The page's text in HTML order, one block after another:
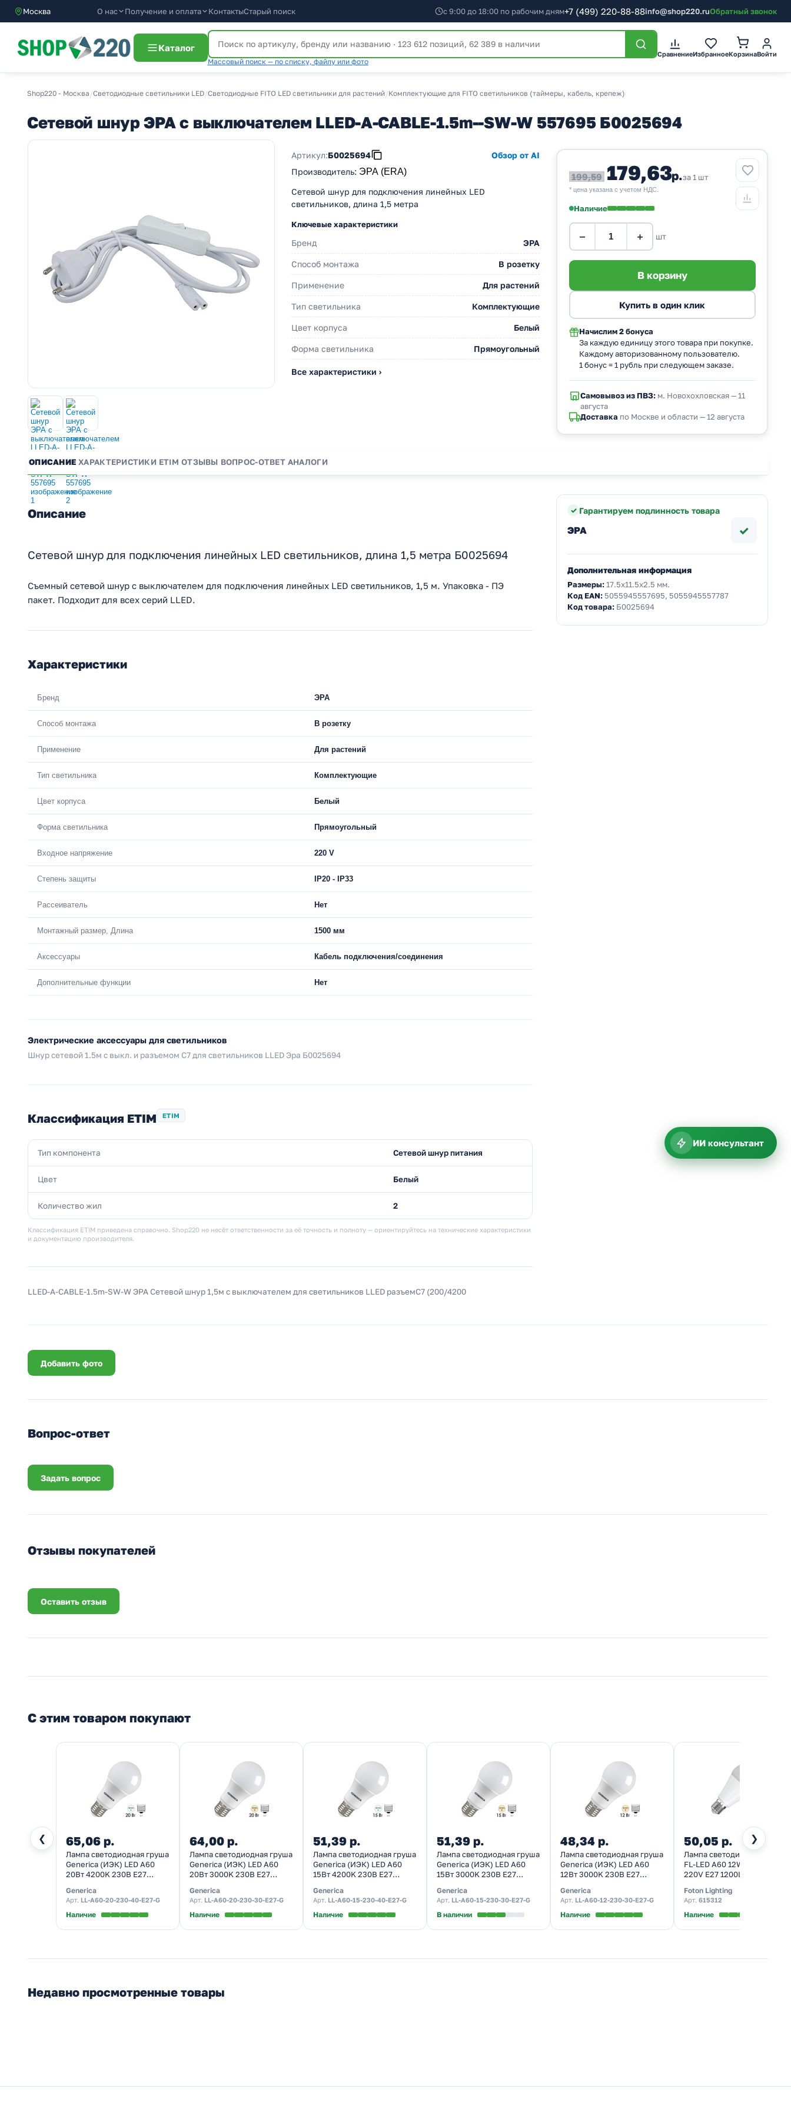
Москва О нас Получение и оплата КонтактыСтарый поиск с 9:00 до 18:00 по рабочим дням+7 (499) 220-88-88info@shop220.ruОбратный звонок
Каталог
Массовый поиск — по списку, файлу или фото
СравнениеИзбранноеКорзинаВойти
Shop220 - Москва /Светодиодные светильники LED/Светодиодные FITO LED светильники для растений/Комплектующие для FITO светильников (таймеры, кабель, крепеж)
Сетевой шнур ЭРА с выключателем LLED-A-CABLE-1.5m--SW-W 557695 Б0025694
Артикул:Б0025694
Обзор от AI
Производитель: ЭРА (ERA)
Сетевой шнур для подключения линейных LED
светильников, длина 1,5 метра
Ключевые характеристики
Бренд ЭРА
Способ монтажа В розетку
Применение Для растений
Тип светильника Комплектующие
Цвет корпуса Белый
Форма светильника Прямоугольный
Все характеристики ›
199,59 179,63р.за 1 шт
* цена указана с учетом НДС.
Наличие
− + шт
Начислим 2 бонуса
За каждую единицу этого товара при покупке.
Каждому авторизованному пользователю.
1 бонус = 1 рубль при следующем заказе.
Самовывоз из ПВЗ:м. Новохохловская — 11
августа
Доставка по Москве и области — 12 августа
ОПИСАНИЕ ХАРАКТЕРИСТИКИ ETIM ОТЗЫВЫ ВОПРОС-ОТВЕТ АНАЛОГИ
Описание
Сетевой шнур для подключения линейных LED светильников, длина 1,5 метра Б0025694
Съемный сетевой шнур с выключателем для подключения линейных LED светильников, 1,5 м. Упаковка - ПЭ
пакет. Подходит для всех серий LLED.
Характеристики
Бренд ЭРА
Способ монтажа В розетку
Применение Для растений
Тип светильника Комплектующие
Цвет корпуса Белый
Форма светильника Прямоугольный
Входное напряжение 220 V
Степень защиты IP20 - IP33
Рассеиватель Нет
Монтажный размер, Длина 1500 мм
Аксессуары Кабель подключения/соединения
Дополнительные функции Нет
Электрические аксессуары для светильников
Шнур сетевой 1.5м с выкл. и разъемом C7 для светильников LLED Эра Б0025694
Классификация ETIM ETIM
Тип компонента Сетевой шнур питания
Цвет Белый
Количество жил 2
Классификация ETIM приведена справочно. Shop220 не несёт ответственности за её точность и полноту — ориентируйтесь на технические характеристики
и документацию производителя.
LLED-A-CABLE-1.5m-SW-W ЭРА Сетевой шнур 1,5м с выключателем для светильников LLED разъемC7 (200/4200
Гарантируем подлинность товара
ЭРА ✓
Дополнительная информация
Размеры:17.5x11.5x2.5 мм.
Код EAN: 5055945557695, 5055945557787
Код товара: Б0025694
Добавить фото
Вопрос-ответ
Задать вопрос
Отзывы покупателей
Оставить отзыв
С этим товаром покупают
❮ ❯
65,06 р.
Лампа светодиодная груша
Generica (ИЭК) LED A60
20Вт 4200K 230В E27
Generica
Арт. LL-A60-20-230-40-E27-G
Наличие
64,00 р.
Лампа светодиодная груша
Generica (ИЭК) LED A60
20Вт 3000K 230В E27
Generica
Арт. LL-A60-20-230-30-E27-G
Наличие
51,39 р.
Лампа светодиодная груша
Generica (ИЭК) LED A60
15Вт 4200K 230В E27
Generica
Арт. LL-A60-15-230-40-E27-G
Наличие
51,39 р.
Лампа светодиодная груша
Generica (ИЭК) LED A60
15Вт 3000K 230В E27
Generica
Арт. LL-A60-15-230-30-E27-G
В наличии
48,34 р.
Лампа светодиодная груша
Generica (ИЭК) LED A60
12Вт 3000K 230В E27
Generica
Арт. LL-A60-12-230-30-E27-G
Наличие
50,05 р.
Лампа светодиодная Foton
FL-LED A60 12W 2700K
220V E27 1200Lm теплый
Foton Lighting
Арт. 615312
Наличие
Недавно просмотренные товары
ИИ консультант